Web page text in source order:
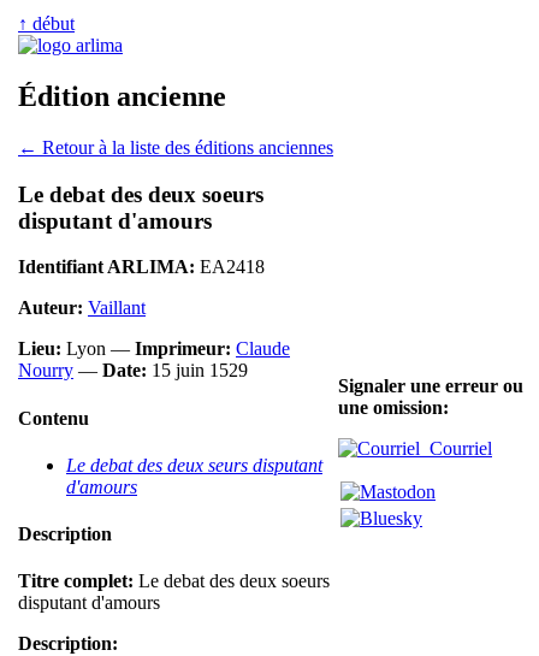
↑ début
Édition ancienne
← Retour à la liste des éditions anciennes
Le debat des deux soeurs
disputant d'amours
Identifiant ARLIMA: EA2418
Auteur: Vaillant
Lieu: Lyon — Imprimeur: Claude
Nourry — Date: 15 juin 1529
Contenu
Le debat des deux seurs disputant
d'amours
Description
Titre complet: Le debat des deux soeurs
disputant d'amours
Description:
Signaler une erreur ou
une omission:
Courriel